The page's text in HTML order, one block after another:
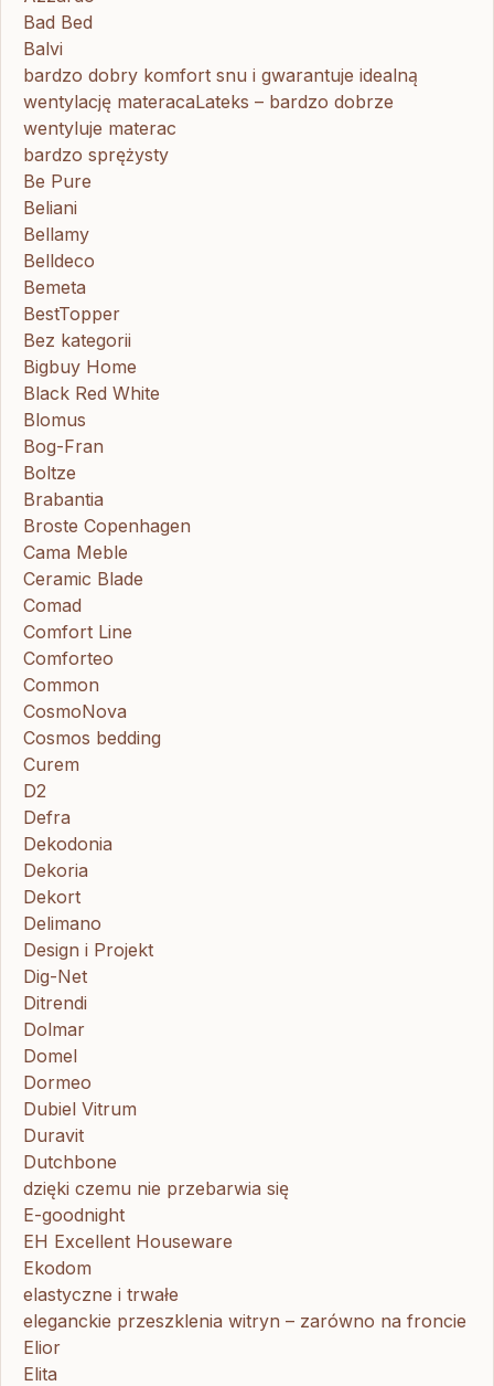
Bad Bed
Balvi
bardzo dobry komfort snu i gwarantuje idealną
wentylację materacaLateks – bardzo dobrze
wentyluje materac
bardzo sprężysty
Be Pure
Beliani
Bellamy
Belldeco
Bemeta
BestTopper
Bez kategorii
Bigbuy Home
Black Red White
Blomus
Bog-Fran
Boltze
Brabantia
Broste Copenhagen
Cama Meble
Ceramic Blade
Comad
Comfort Line
Comforteo
Common
CosmoNova
Cosmos bedding
Curem
D2
Defra
Dekodonia
Dekoria
Dekort
Delimano
Design i Projekt
Dig-Net
Ditrendi
Dolmar
Domel
Dormeo
Dubiel Vitrum
Duravit
Dutchbone
dzięki czemu nie przebarwia się
E-goodnight
EH Excellent Houseware
Ekodom
elastyczne i trwałe
eleganckie przeszklenia witryn – zarówno na froncie
Elior
Elita